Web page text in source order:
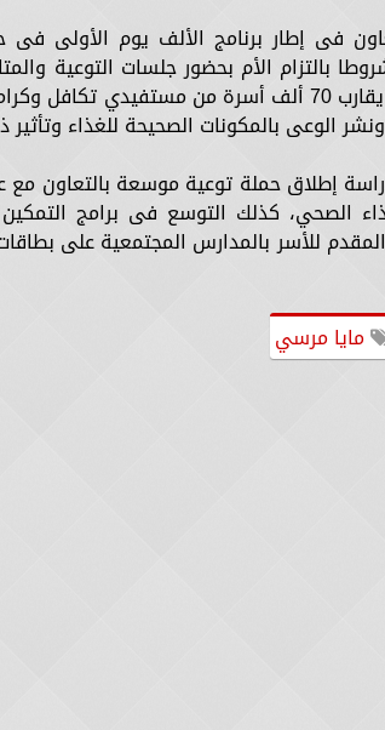
فى إطار برنامج الألف يوم الأولى فى
بالتزام الأم بحضور جلسات التوعية
سن الفطام، بإجمالي يقارب 70 ألف أسرة من
الوعى بالمكونات الصحيحة للغذاء وتأثير
إطلاق حملة توعية موسعة بالتعاون
الصحي، كذلك التوسع فى برامج
للأسر بالمدارس المجتمعية على
مايا مرسي